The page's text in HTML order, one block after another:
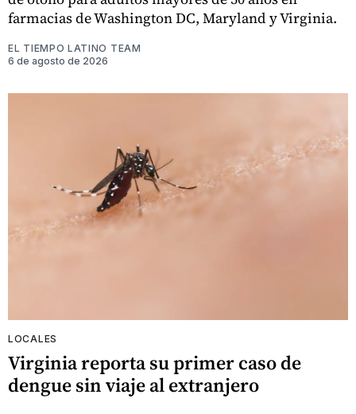
farmacias de Washington DC, Maryland y Virginia.
EL TIEMPO LATINO TEAM
6 de agosto de 2026
LOCALES
Virginia reporta su primer caso de
dengue sin viaje al extranjero